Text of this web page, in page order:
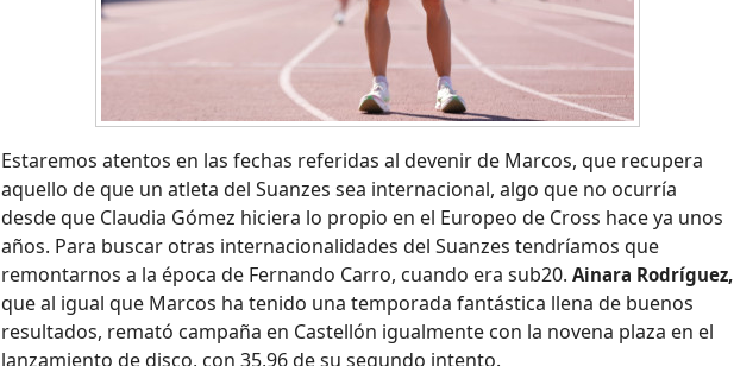
Estaremos atentos en las fechas referidas al devenir de Marcos, que recupera
aquello de que un atleta del Suanzes sea internacional, algo que no ocurría
desde que Claudia Gómez hiciera lo propio en el Europeo de Cross hace ya unos
años. Para buscar otras internacionalidades del Suanzes tendríamos que
remontarnos a la época de Fernando Carro, cuando era sub20.Ainara Rodríguez,
que al igual que Marcos ha tenido una temporada fantástica llena de buenos
resultados, remató campaña en Castellón igualmente con la novena plaza en el
lanzamiento de disco, con 35,96 de su segundo intento.